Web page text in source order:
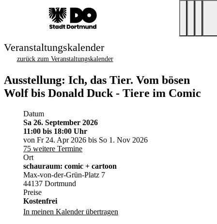
Veranstaltungskalender
zurück zum Veranstaltungskalender
Ausstellung: Ich, das Tier. Vom bösen
Wolf bis Donald Duck - Tiere im Comic
Datum
Sa 26. September 2026
11:00 bis 18:00 Uhr
von Fr 24. Apr 2026 bis So 1. Nov 2026
75 weitere Termine
Ort
schauraum: comic + cartoon
Max-von-der-Grün-Platz 7
44137 Dortmund
Preise
Kostenfrei
In meinen Kalender übertragen